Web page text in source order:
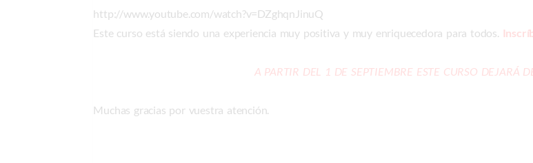
http://www.youtube.com/watch?v=DZghqnJinuQ
Este curso está siendo una experiencia muy positiva y muy enriquecedora para todos.
A PARTIR DEL 1 DE SEPTIEMBRE ESTE CURSO DEJARÁ
Muchas gracias por vuestra atención.